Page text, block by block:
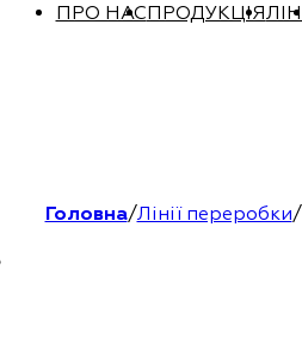
ПРО НАСПРОДУКЦІЯ
Головна/Лінії переробки/